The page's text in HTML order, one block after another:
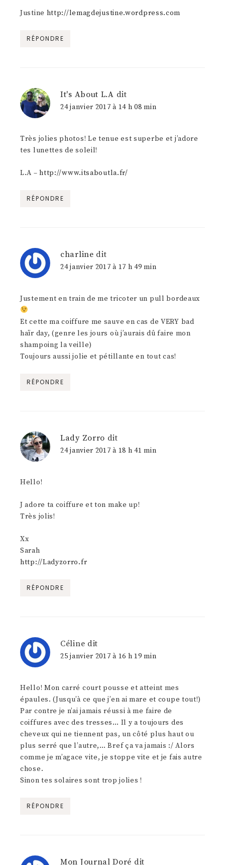
Justine http://lemagdejustine.wordpress.com
RÉPONDRE
It's About L.A dit
24 janvier 2017 à 14 h 08 min
Très jolies photos! Le tenue est superbe et j’adore
tes lunettes de soleil!
L.A –http://www.itsaboutla.fr/
RÉPONDRE
charline dit
24 janvier 2017 à 17 h 49 min
Justement en train de me tricoter un pull bordeaux
Et cette ma coiffure me sauve en cas de VERY bad
haïr day, (genre les jours où j’aurais dû faire mon
shampoing la veille)
Toujours aussi jolie et pétillante en tout cas!
RÉPONDRE
Lady Zorro dit
24 janvier 2017 à 18 h 41 min
Hello!
J adore ta coiffure et ton make up!
Très jolis!
Xx
Sarah
http://Ladyzorro.fr
RÉPONDRE
Céline dit
25 janvier 2017 à 16 h 19 min
Hello! Mon carré court pousse et atteint mes
épaules. (Jusqu’à ce que j’en ai mare et coupe tout!)
Par contre je n’ai jamais réussi à me faire de
coiffures avec des tresses… Il y a toujours des
cheveux qui ne tiennent pas, un côté plus haut ou
plus serré que l’autre,… Bref ça va jamais :/ Alors
comme je m’agace vite, je stoppe vite et je fais autre
chose.
Sinon tes solaires sont trop jolies !
RÉPONDRE
Mon Journal Doré dit